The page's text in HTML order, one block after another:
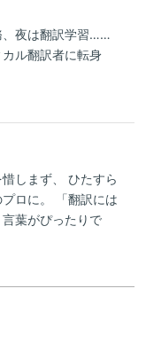
、夜は翻訳学習……
ル翻訳者に転身
しまず、 ひたすら
ロに。 「翻訳には
葉がぴったりで